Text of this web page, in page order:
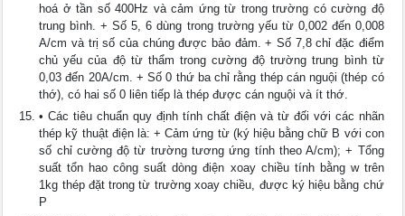
hoá ở tần số 400Hz và cảm ứng từ trong trường có cường độ
trung bình. + Số 5, 6 dùng trong trường yếu từ 0,002 đến 0,008
A/cm và trị số của chúng được bảo đảm. + Số 7,8 chỉ đặc điểm
chủ yếu của độ từ thẩm trong cường độ trường trung bình từ
0,03 đến 20A/cm. + Số 0 thứ ba chỉ rằng thép cán nguội (thép có
thớ), có hai số 0 liên tiếp là thép được cán nguội và ít thớ.
• Các tiêu chuẩn quy định tính chất điện và từ đối với các nhãn
thép kỹ thuật điện là: + Cảm ứng từ (ký hiệu bằng chữ B với con
số chỉ cường độ từ trường tương ứng tính theo A/cm); + Tổng
suất tổn hao công suất dòng điện xoay chiều tính bằng w trên
1kg thép đặt trong từ trường xoay chiều, được ký hiệu bằng chứ
P